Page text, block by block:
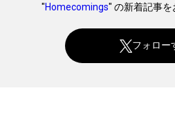
"Homecomings" の新着記事を
フォロー